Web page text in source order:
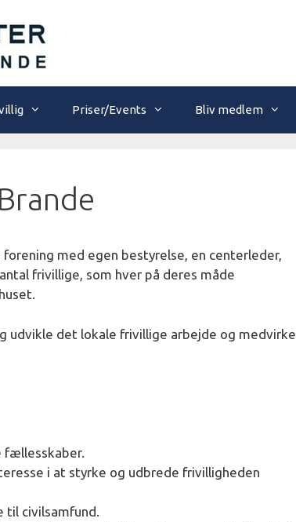
Priser/Events Bliv medlem
med egen bestyrelse, en centerleder,
frivillige, som hver på deres måde
udvikle det lokale frivillige arbejde og medvirke
fællesskaber.
i at styrke og udbrede frivilligheden
civilsamfund.